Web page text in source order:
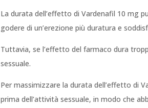
La durata dell’effetto di Vardenafil 10 mg
godere di un’erezione più duratura e
Tuttavia, se l’effetto del farmaco dura
sessuale.
Per massimizzare la durata dell’effetto di
prima dell’attività sessuale, in modo che